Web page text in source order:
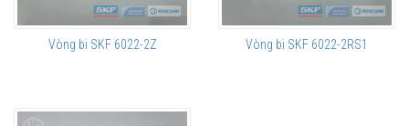
Vòng bi SKF 6022-2Z Vòng bi SKF 6022-2RS1